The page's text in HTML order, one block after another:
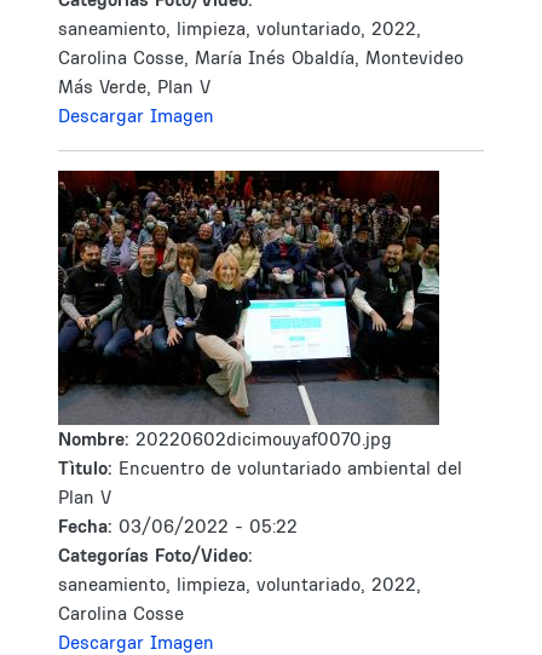
saneamiento, limpieza, voluntariado, 2022,
Carolina Cosse, María Inés Obaldía, Montevideo
Más Verde, Plan V
Descargar Imagen
Nombre: 20220602dicimouyaf0070.jpg
Tìtulo: Encuentro de voluntariado ambiental del
Plan V
Fecha: 03/06/2022 - 05:22
Categorías Foto/Video:
saneamiento, limpieza, voluntariado, 2022,
Carolina Cosse
Descargar Imagen